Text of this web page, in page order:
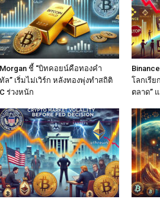
ชี้ “บิทคอยน์คือทองคำ
ล” เริ่มไม่เวิร์ก หลังทองพุ่งทำสถิติ
ร่วงหนัก
โลกเรี
ตลาด”